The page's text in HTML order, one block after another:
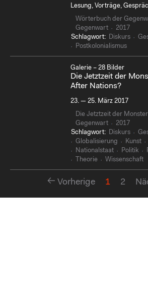
Lesung, Vorträge,
Wörterbuch der
Gegenwart
2017
Schlagwort:
Diskurs
Postkolonialismus
Galerie – 28 Bilder
Die Jetztzeit der
After Nations?
23. — 25. März 2017
Die Jetztzeit der Monster
Gegenwart
2017
Schlagwort:
Diskurs
Globalisierung
Kunst
Nationalstaat
Politik
Theorie
Wissenschaft
Vorherige 1 2